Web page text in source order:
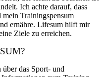
Ich achte darauf, dass
Trainingspensum
ernähre. Lifesum hilft mir
Ziele zu erreichen.
das Sport- und